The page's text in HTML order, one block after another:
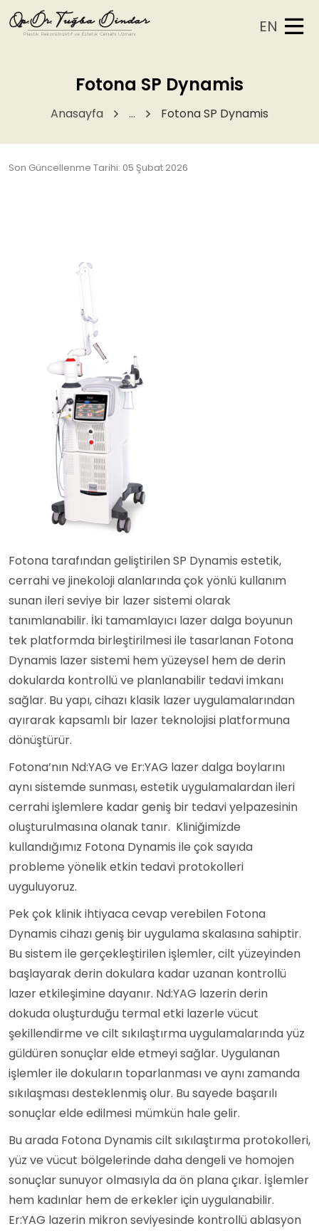
EN
Fotona SP Dynamis
Anasayfa ... Fotona SP Dynamis
Son Güncellenme Tarihi: 05 Şubat 2026
Fotona tarafından geliştirilen SP Dynamis estetik,
cerrahi ve jinekoloji alanlarında çok yönlü kullanım
sunan ileri seviye bir lazer sistemi olarak
tanımlanabilir. İki tamamlayıcı lazer dalga boyunun
tek platformda birleştirilmesi ile tasarlanan Fotona
Dynamis lazer sistemi hem yüzeysel hem de derin
dokularda kontrollü ve planlanabilir tedavi imkanı
sağlar. Bu yapı, cihazı klasik lazer uygulamalarından
ayırarak kapsamlı bir lazer teknolojisi platformuna
dönüştürür.
Fotona’nın Nd:YAG ve Er:YAG lazer dalga boylarını
aynı sistemde sunması, estetik uygulamalardan ileri
cerrahi işlemlere kadar geniş bir tedavi yelpazesinin
oluşturulmasına olanak tanır. Kliniğimizde
kullandığımız Fotona Dynamis ile çok sayıda
probleme yönelik etkin tedavi protokolleri
uyguluyoruz.
Pek çok klinik ihtiyaca cevap verebilen Fotona
Dynamis cihazı geniş bir uygulama skalasına sahiptir.
Bu sistem ile gerçekleştirilen işlemler, cilt yüzeyinden
başlayarak derin dokulara kadar uzanan kontrollü
lazer etkileşimine dayanır. Nd:YAG lazerin derin
dokuda oluşturduğu termal etki lazerle vücut
şekillendirme ve cilt sıkılaştırma uygulamalarında yüz
güldüren sonuçlar elde etmeyi sağlar. Uygulanan
işlemler ile dokuların toparlanması ve aynı zamanda
sıkılaşması desteklenmiş olur. Bu sayede başarılı
sonuçlar elde edilmesi mümkün hale gelir.
Bu arada Fotona Dynamis cilt sıkılaştırma protokolleri,
yüz ve vücut bölgelerinde daha dengeli ve homojen
sonuçlar sunuyor olmasıyla da ön plana çıkar. İşlemler
hem kadınlar hem de erkekler için uygulanabilir.
Er:YAG lazerin mikron seviyesinde kontrollü ablasyon